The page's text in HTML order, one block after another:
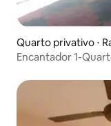
Quarto privativo ⋅
Encantador 1-